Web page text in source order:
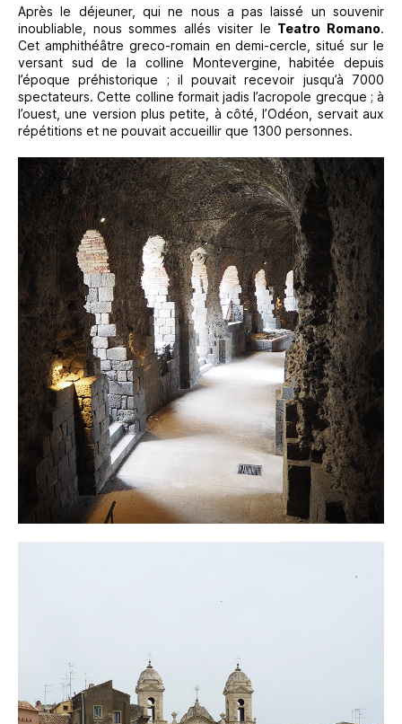
Après le déjeuner, qui ne nous a pas laissé un souvenir
inoubliable, nous sommes allés visiter le Teatro Romano.
Cet amphithéâtre greco-romain en demi-cercle, situé sur le
versant sud de la colline Montevergine, habitée depuis
l’époque préhistorique ; il pouvait recevoir jusqu’à 7000
spectateurs. Cette colline formait jadis l’acropole grecque ; à
l’ouest, une version plus petite, à côté, l’Odéon, servait aux
répétitions et ne pouvait accueillir que 1300 personnes.